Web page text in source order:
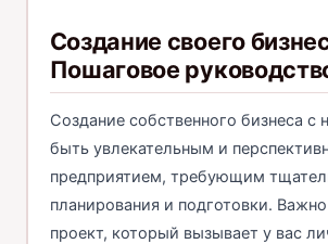
Создание своего
Пошаговое
Создание собственного бизнеса с
быть увлекательным и
предприятием, требующим
планирования и подготовки.
проект, который вызывает у вас